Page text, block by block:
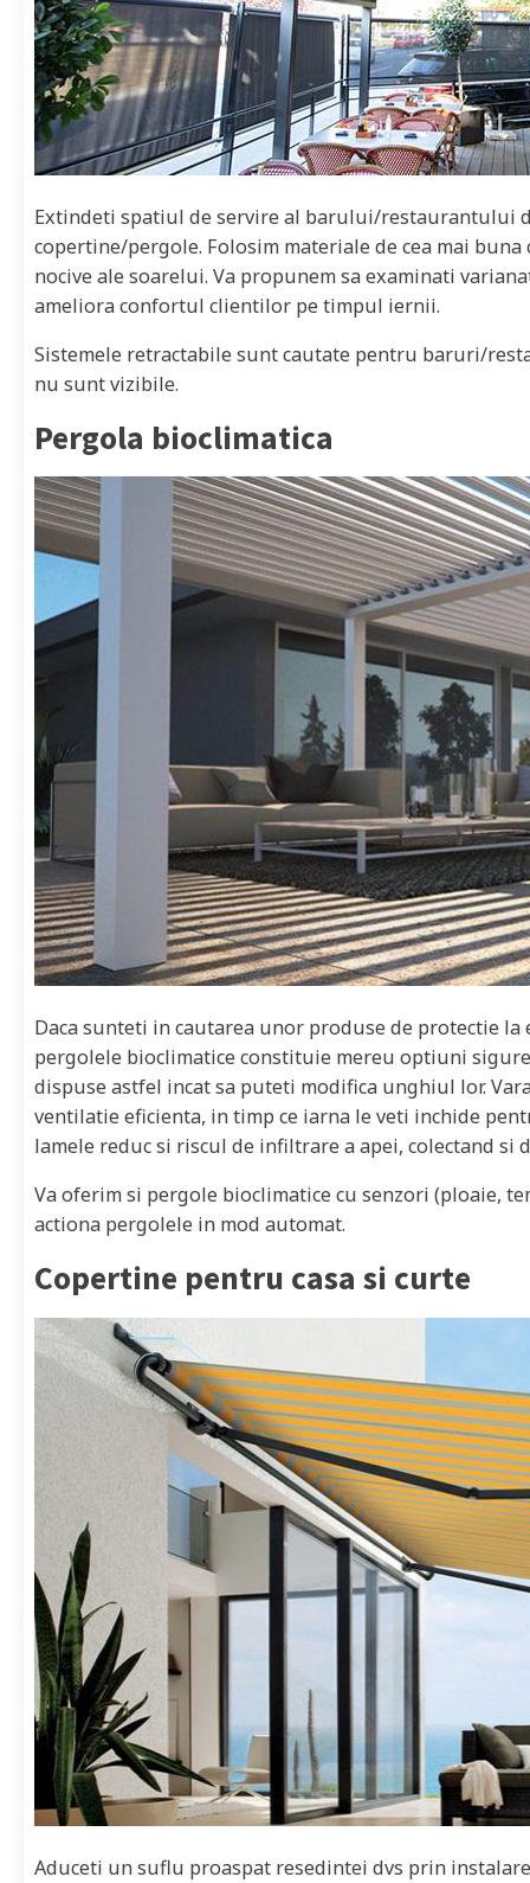
Extindeti spatiul de servire al barului/restaurantului
copertine/pergole. Folosim materiale de cea mai
nocive ale soarelui. Va propunem sa examinati
ameliora confortul clientilor pe timpul iernii.
Sistemele retractabile sunt cautate pentru baruri/
nu sunt vizibile.
Pergola bioclimatica
Daca sunteti in cautarea unor produse de protectie
pergolele bioclimatice constituie mereu optiuni
dispuse astfel incat sa puteti modifica unghiul lor.
ventilatie eficienta, in timp ce iarna le veti inchide
lamele reduc si riscul de infiltrare a apei, colectand si
Va oferim si pergole bioclimatice cu senzori (ploaie,
actiona pergolele in mod automat.
Copertine pentru casa si curte
Aduceti un suflu proaspat resedintei dvs prin